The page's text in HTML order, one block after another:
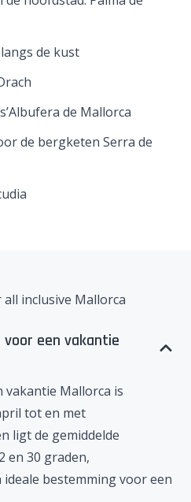
hoofdstad: Palma de
de kust
de bergketen Serra de
inclusive Mallorca
een vakantie
Mallorca is
tot en met
ligt de gemiddelde
30 graden,
bestemming voor een